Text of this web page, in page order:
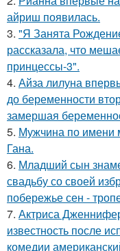
айриш появилась.
3. "Я Занята
рассказала, что
принцессы-3".
4. Айза лилуна
до беременности
замершая
5. Мужчина по имени
Гана.
6. Младший сын
свадьбу со своей
побережье сен -
7. Актриса
известность после
комедии